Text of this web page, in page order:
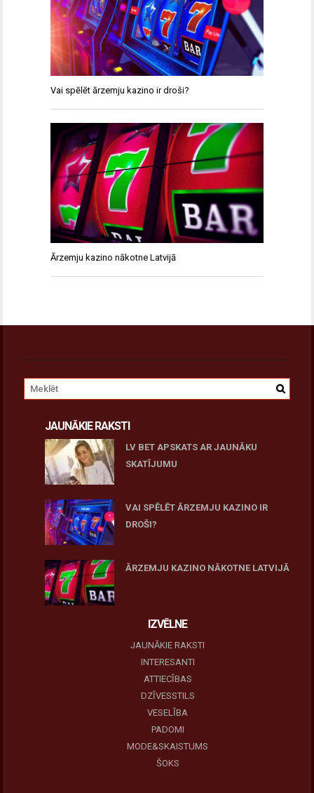
Vai spēlēt ārzemju kazino ir droši?
Ārzemju kazino nākotne Latvijā
JAUNĀKIE RAKSTI
LV BET APSKATS AR JAUNĀKU
SKATĪJUMU
VAI SPĒLĒT ĀRZEMJU KAZINO IR
DROŠI?
ĀRZEMJU KAZINO NĀKOTNE LATVIJĀ
IZVĒLNE
JAUNĀKIE RAKSTI
INTERESANTI
ATTIECĪBAS
DZĪVESSTILS
VESELĪBA
PADOMI
MODE&SKAISTUMS
ŠOKS